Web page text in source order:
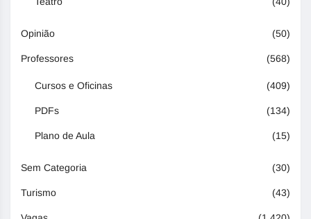
Opinião (50)
Professores (568)
Cursos e Oficinas (409)
PDFs (134)
Plano de Aula (15)
Sem Categoria (30)
Turismo (43)